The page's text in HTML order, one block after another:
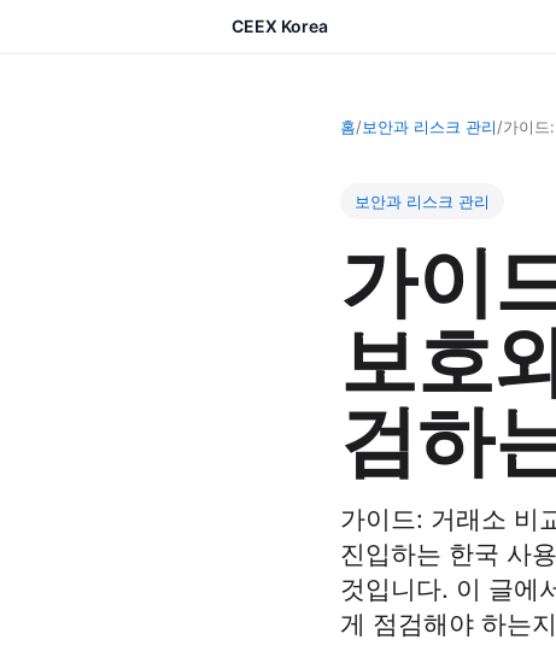
CEEX Korea
홈/보안과 리스크 관리/가이드
보안과 리스크 관리
가이
보호
검하
가이드: 거래소 비
진입하는 한국 사
것입니다. 이 글에
게 점검해야 하는